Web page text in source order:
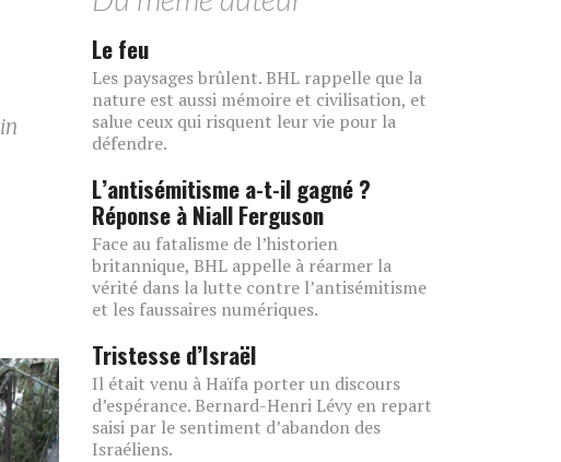
Le feu
Les paysages brûlent. BHL rappelle que la
nature est aussi mémoire et civilisation, et
salue ceux qui risquent leur vie pour la
défendre.
L’antisémitisme a-t-il gagné ?
Réponse à Niall Ferguson
Face au fatalisme de l’historien
britannique, BHL appelle à réarmer la
vérité dans la lutte contre l’antisémitisme
et les faussaires numériques.
Tristesse d’Israël
Il était venu à Haïfa porter un discours
d’espérance. Bernard-Henri Lévy en repart
saisi par le sentiment d’abandon des
Israéliens.